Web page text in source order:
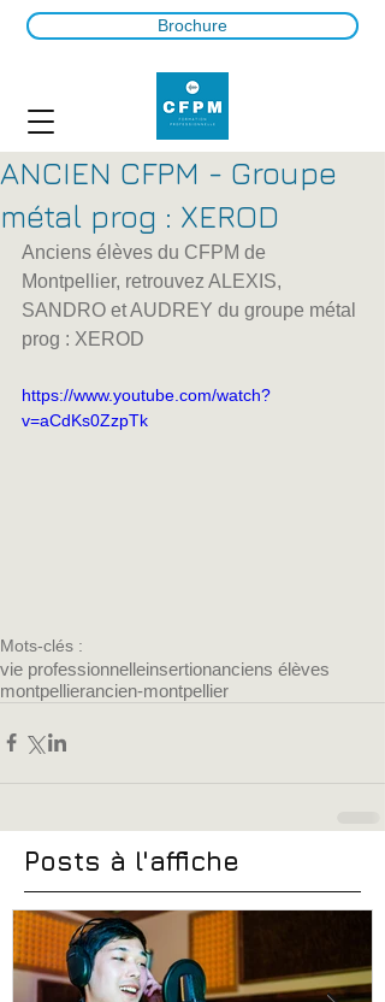
Brochure
ANCIEN CFPM - Groupe
métal prog : XEROD
Anciens élèves du CFPM de
Montpellier, retrouvez ALEXIS,
SANDRO et AUDREY du groupe métal
prog : XEROD
https://www.youtube.com/watch?
v=aCdKs0ZzpTk
Mots-clés :
vie professionnelleinsertionanciens élèves
montpellierancien-montpellier
Posts à l'affiche